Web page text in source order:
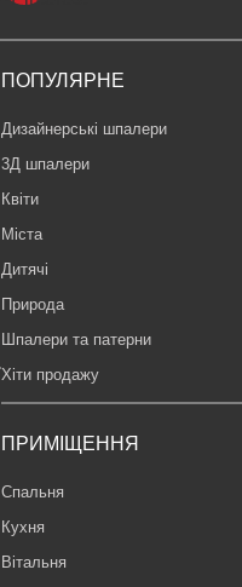
ПОПУЛЯРНЕ
Дизайнерські шпалери
3Д шпалери
Квіти
Міста
Дитячі
Природа
Шпалери та патерни
Хіти продажу
ПРИМІЩЕННЯ
Спальня
Кухня
Вітальня